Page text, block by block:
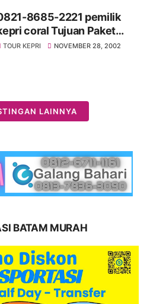
8685-2221 pemilik
coral Tujuan Paket
Coral Resort
TOUR KEPRI NOVEMBER 28, 2002
LAINNYA
BATAM MURAH